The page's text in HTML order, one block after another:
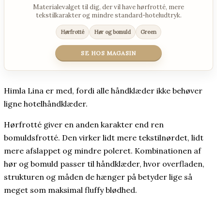
Materialevalget til dig, der vil have hørfrotté, mere
tekstilkarakter og mindre standard-hoteludtryk.
Hørfrotté Hør og bomuld Green
SE HOS MAGASIN
Himla Lina er med, fordi alle håndklæder ikke behøver
ligne hotelhåndklæder.
Hørfrotté giver en anden karakter end ren
bomuldsfrotté. Den virker lidt mere tekstilnørdet, lidt
mere afslappet og mindre poleret. Kombinationen af
hør og bomuld passer til håndklæder, hvor overfladen,
strukturen og måden de hænger på betyder lige så
meget som maksimal fluffy blødhed.